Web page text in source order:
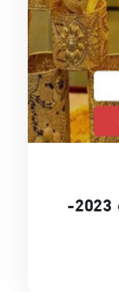
أسعار الذهب اليوم الجمعة 2023-